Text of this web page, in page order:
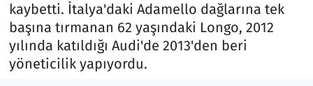
kaybetti. İtalya'daki Adamello dağlarına tek
başına tırmanan 62 yaşındaki Longo, 2012
yılında katıldığı Audi'de 2013'den beri
yöneticilik yapıyordu.
Lezzet Durağı
Memur ve Kamu